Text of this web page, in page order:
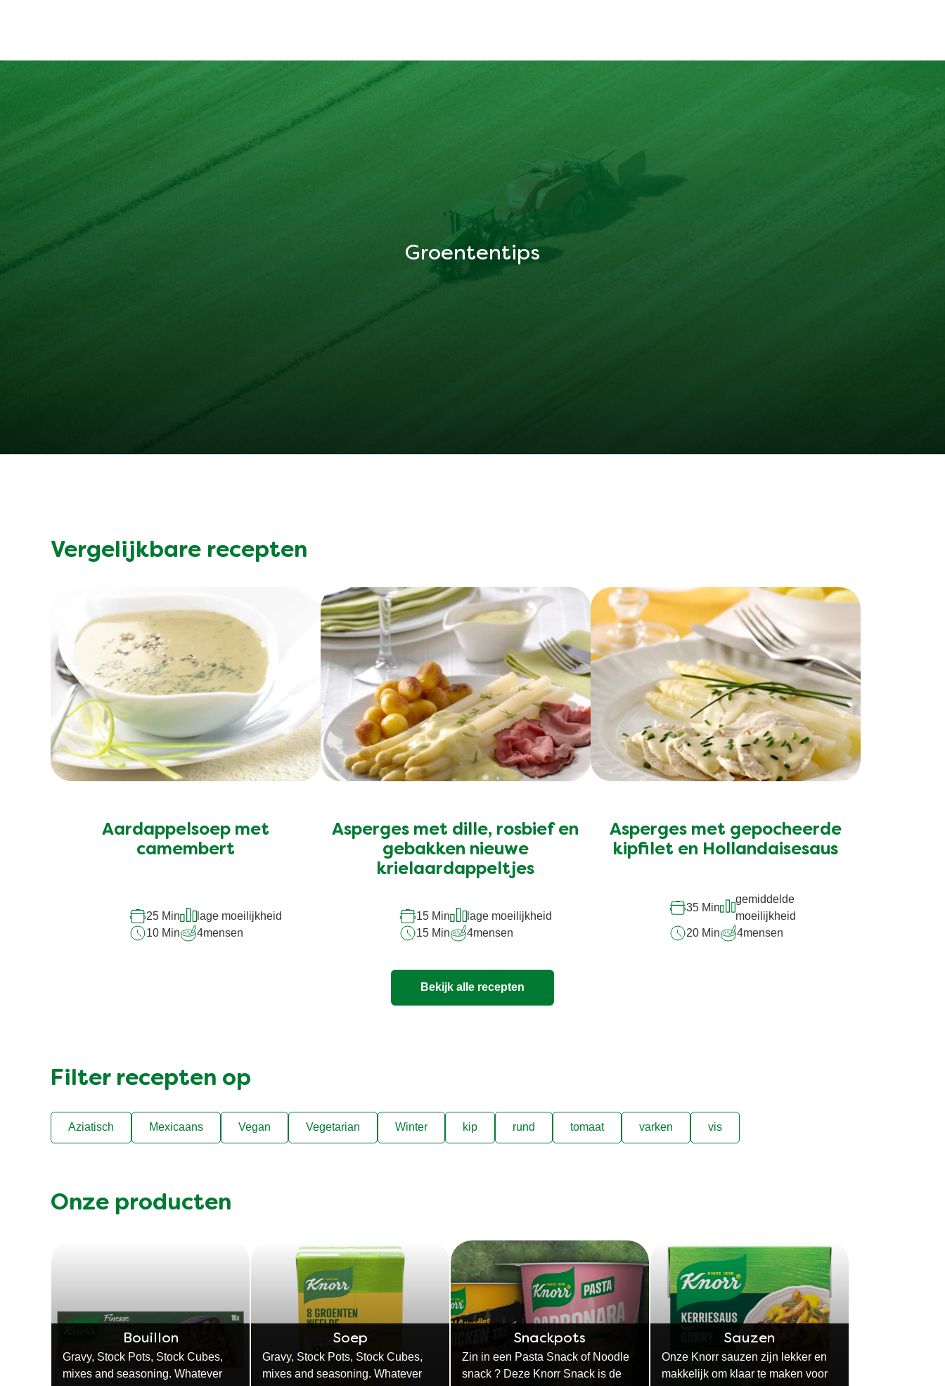
Groententips
Vergelijkbare recepten
Aardappelsoep met
camembert
25 Min
lage moeilijkheid
10 Min
4mensen
Asperges met dille, rosbief en
gebakken nieuwe
krielaardappeltjes
15 Min
lage moeilijkheid
15 Min
4mensen
Asperges met gepocheerde
kipfilet en Hollandaisesaus
35 Min
gemiddelde
moeilijkheid
20 Min
4mensen
Bekijk alle recepten
Filter recepten op
Aziatisch Mexicaans Vegan Vegetarian Winter kip rund tomaat varken vis
Onze producten
Bouillon
Gravy, Stock Pots, Stock Cubes,
mixes and seasoning. Whatever
Soep
Gravy, Stock Pots, Stock Cubes,
mixes and seasoning. Whatever
Snackpots
Zin in een Pasta Snack of Noodle
snack ? Deze Knorr Snack is de
Sauzen
Onze Knorr sauzen zijn lekker en
makkelijk om klaar te maken voor